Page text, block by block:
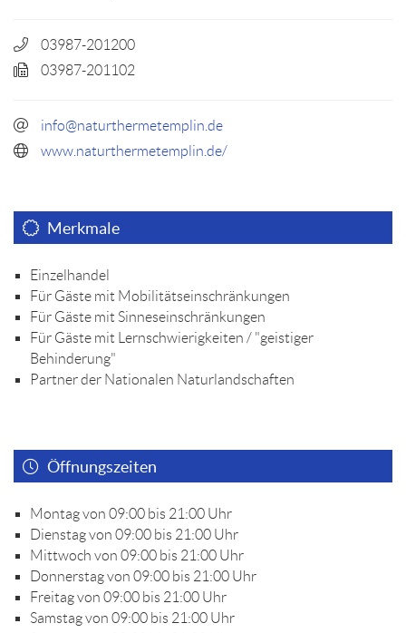
03987-201200
03987-201102
info@naturthermetemplin.de
www.naturthermetemplin.de/
Merkmale
Einzelhandel
Für Gäste mit Mobilitätseinschränkungen
Für Gäste mit Sinneseinschränkungen
Für Gäste mit Lernschwierigkeiten / "geistiger
Behinderung"
Partner der Nationalen Naturlandschaften
Öffnungszeiten
Montag von 09:00 bis 21:00 Uhr
Dienstag von 09:00 bis 21:00 Uhr
Mittwoch von 09:00 bis 21:00 Uhr
Donnerstag von 09:00 bis 21:00 Uhr
Freitag von 09:00 bis 21:00 Uhr
Samstag von 09:00 bis 21:00 Uhr